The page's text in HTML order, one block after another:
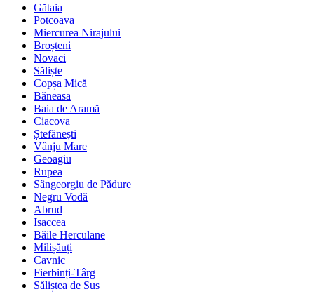
Gătaia
Potcoava
Miercurea Nirajului
Broșteni
Novaci
Săliște
Copșa Mică
Băneasa
Baia de Aramă
Ciacova
Ștefănești
Vânju Mare
Geoagiu
Rupea
Sângeorgiu de Pădure
Negru Vodă
Abrud
Isaccea
Băile Herculane
Milișăuți
Cavnic
Fierbinți-Târg
Săliștea de Sus